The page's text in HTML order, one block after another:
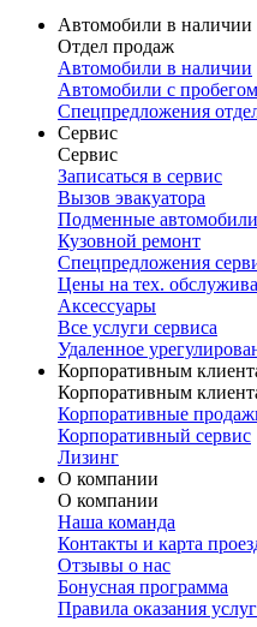
Автомобили в наличии
Отдел продаж
Автомобили в наличии
Автомобили с пробегом
Спецпредложения
Сервис
Сервис
Записаться в сервис
Вызов эвакуатора
Подменные автомобили
Кузовной ремонт
Спецпредложения
Цены на тех.
Аксессуары
Все услуги сервиса
Удаленное
Корпоративным
Корпоративным
Корпоративные
Корпоративный сервис
Лизинг
О компании
О компании
Наша команда
Контакты и карта
Отзывы о нас
Бонусная программа
Правила оказания